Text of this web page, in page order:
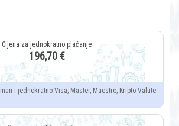
196,70 €
i jednokratno Visa, Master, Maestro, Kripto Valute